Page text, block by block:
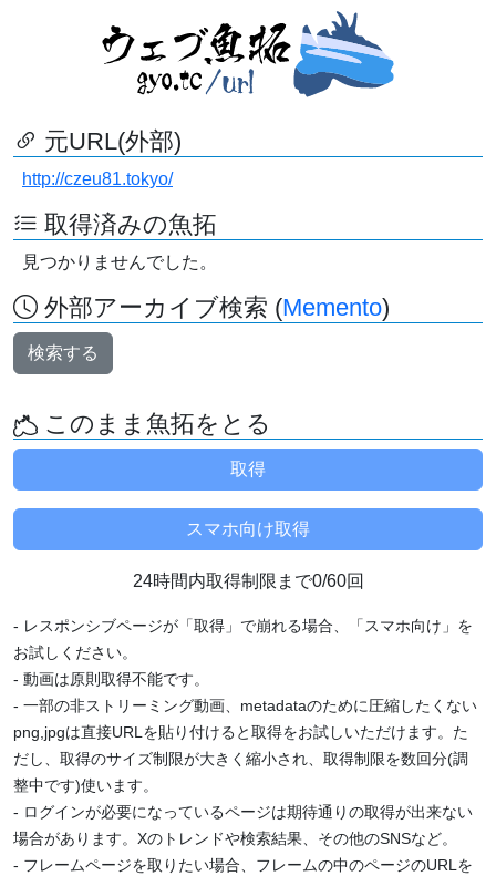
元URL(外部)
http://czeu81.tokyo/
取得済みの魚拓
見つかりませんでした。
外部アーカイブ検索 (Memento)
検索する
このまま魚拓をとる
24時間内取得制限まで0/60回
- レスポンシブページが「取得」で崩れる場合、「スマホ向け」を
お試しください。
- 動画は原則取得不能です。
- 一部の非ストリーミング動画、metadataのために圧縮したくない
png,jpgは直接URLを貼り付けると取得をお試しいただけます。た
だし、取得のサイズ制限が大きく縮小され、取得制限を数回分(調
整中です)使います。
- ログインが必要になっているページは期待通りの取得が出来ない
場合があります。Xのトレンドや検索結果、その他のSNSなど。
- フレームページを取りたい場合、フレームの中のページのURLを